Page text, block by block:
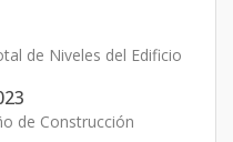
de Niveles del Edificio
de Construcción